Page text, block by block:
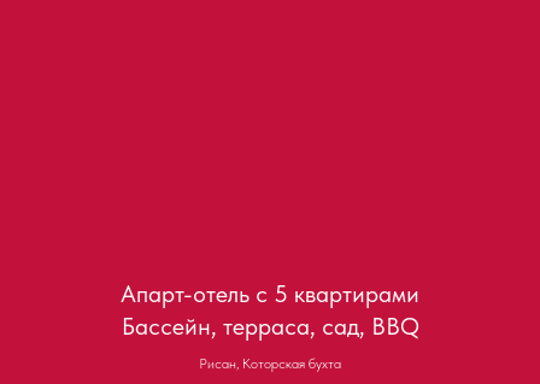
Апарт-отель с 5 квартирами
Бассейн, терраса, сад, BBQ
Рисан, Которская бухта